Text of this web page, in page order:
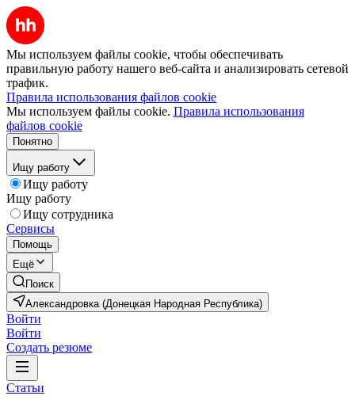
Мы используем файлы cookie, чтобы обеспечивать
правильную работу нашего веб-сайта и анализировать сетевой
трафик.
Правила использования файлов cookie
Мы используем файлы cookie. Правила использования
файлов cookie
Понятно
Ищу работу
Ищу работу
Ищу работу
Ищу сотрудника
Сервисы
Помощь
Ещё
Поиск
Александровка (Донецкая Народная Республика)
Войти
Войти
Создать резюме
Статьи